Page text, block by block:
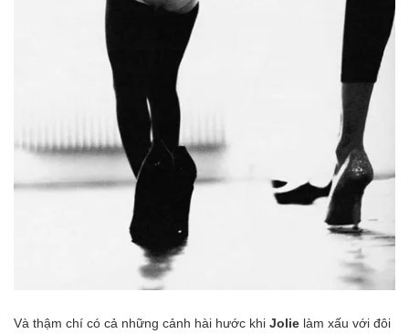
Và thậm chí có cả những cảnh hài hước khi Jolie làm xấu với đôi